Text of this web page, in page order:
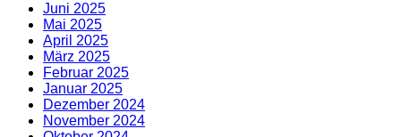
Juni 2025
Mai 2025
April 2025
März 2025
Februar 2025
Januar 2025
Dezember 2024
November 2024